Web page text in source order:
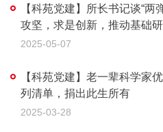
【科苑党建】所长书记谈“两
攻坚，求是创新，推动基础
2025-05-07
【科苑党建】老一辈科学家
列清单，捐出此生所有
2025-03-28